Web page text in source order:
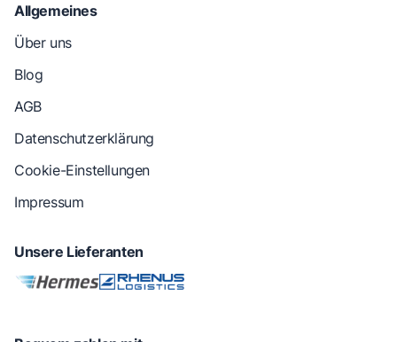
Allgemeines
Über uns
Blog
AGB
Datenschutzerklärung
Cookie-Einstellungen
Impressum
Unsere Lieferanten